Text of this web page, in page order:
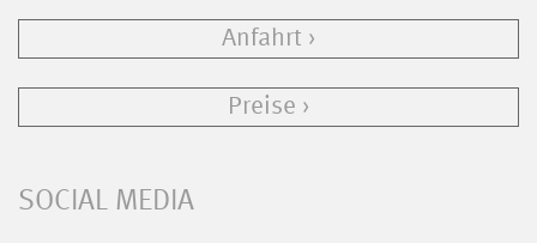
Anfahrt
Preise
SOCIAL MEDIA